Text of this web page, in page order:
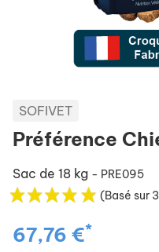
SOFIVET
Préférence
Sac de 18 kg - PRE095
(Basé sur
67,76 €*